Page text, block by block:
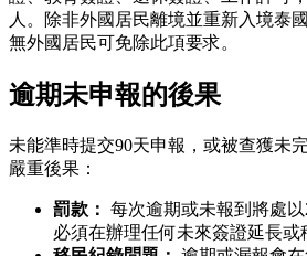
人。除非外國居民離境並重新入境泰
無外國居民可免除此項要求。
逾期未申報的後果
未能準時提交90天申報，或被查獲未
嚴重後果：
罰款： 每次逾期或未報到將處
必須在辦理任何未來簽證延長或